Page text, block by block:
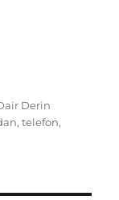
Derin
,telefon,